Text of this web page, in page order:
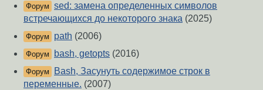
Форум sed: замена определенных символов
встречающихся до некоторого знака (2025)
Форум path (2006)
Форум bash, getopts (2016)
Форум
Bash, Засунуть содержимое строк в
переменные. (2007)